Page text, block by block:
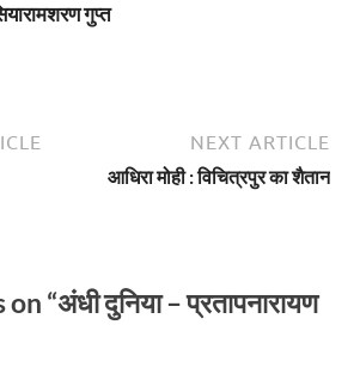
गुप्त
NEXT ARTICLE
आधिरा मोही : विचित्रपुर का शैतान
“अंधी दुनिया – प्रतापनारायण